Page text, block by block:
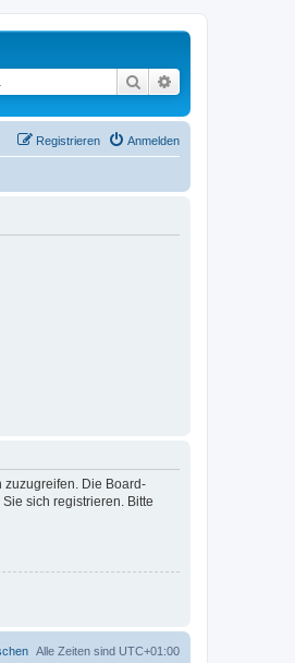
Suche
Anmelden
Registrieren
zuzugreifen. Die Board-
sich registrieren. Bitte
Alle Zeiten sind UTC+01:00